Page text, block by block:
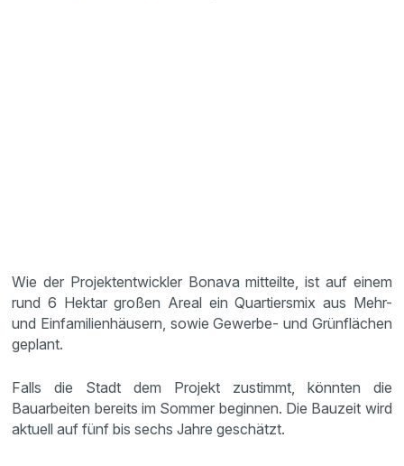
Wie der Projektentwickler Bonava mitteilte, ist auf einem
rund 6 Hektar großen Areal ein Quartiersmix aus Mehr-
und Einfamilienhäusern, sowie Gewerbe- und Grünflächen
geplant.
Falls die Stadt dem Projekt zustimmt, könnten die
Bauarbeiten bereits im Sommer beginnen. Die Bauzeit wird
aktuell auf fünf bis sechs Jahre geschätzt.